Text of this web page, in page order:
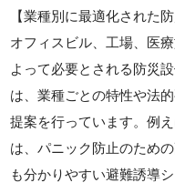
【業種別に最適化された
オフィスビル、工場、医
よって必要とされる防災
は、業種ごとの特性や法
提案を行っています。例
は、パニック防止のため
も分かりやすい避難誘導